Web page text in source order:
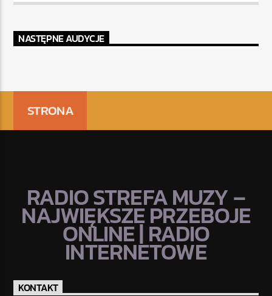
NASTĘPNE AUDYCJE
STRONA
RADIO STREFA MUZY –
NAJWIĘKSZE PRZEBOJE
ONLINE | RADIO
INTERNETOWE
KONTAKT